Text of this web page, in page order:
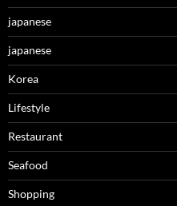
japanese
japanese
Korea
Lifestyle
Restaurant
Seafood
Shopping